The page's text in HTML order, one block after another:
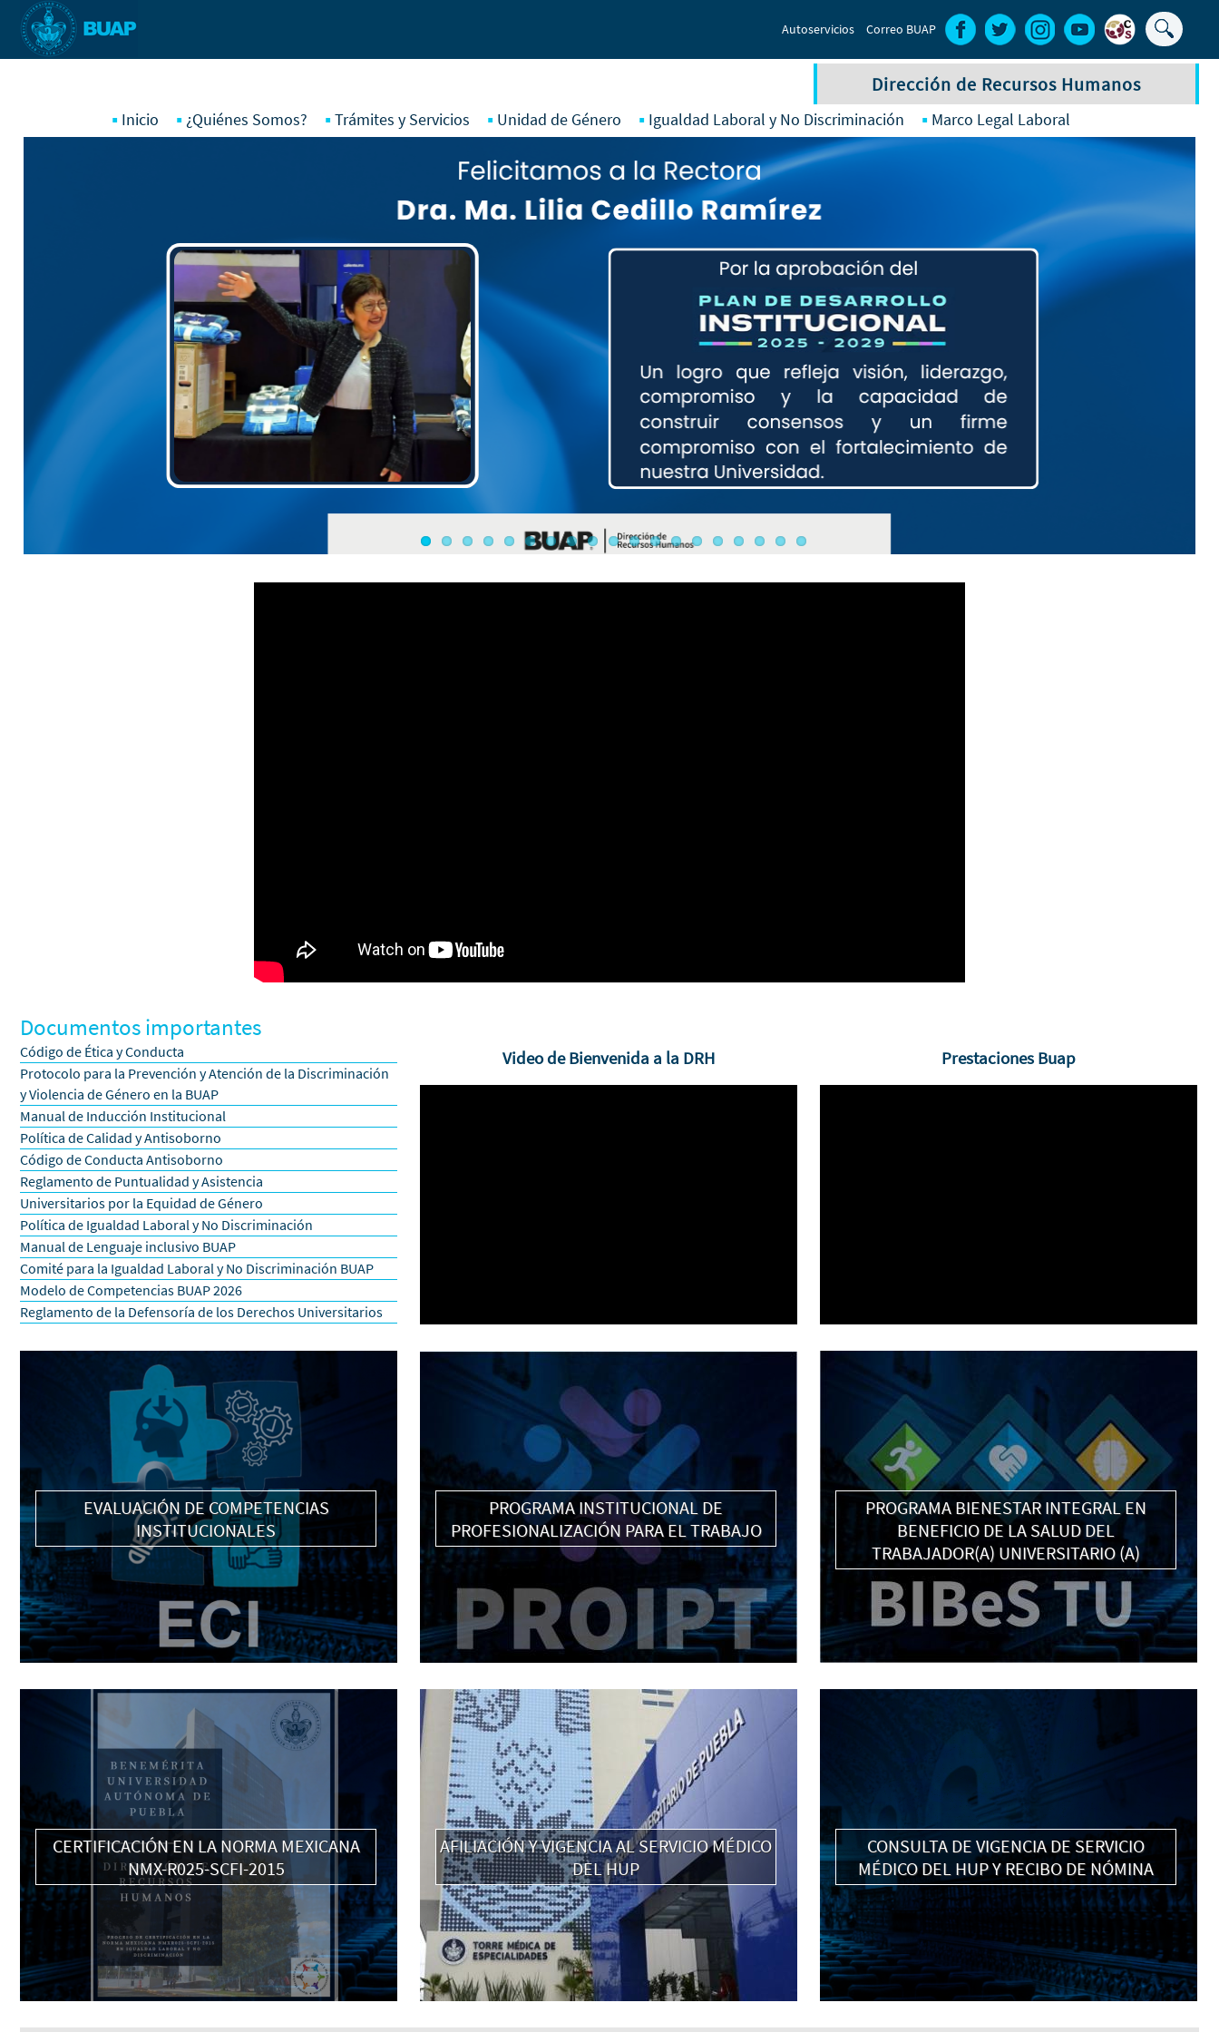
Pasar al contenido principal
Buscar
Autoservicios Correo BUAP
Dirección de Recursos Humanos
Inicio ¿Quiénes Somos? Trámites y Servicios Unidad de Género Igualdad Laboral y No Discriminación Marco Legal Laboral
Documentos importantes
Código de Ética y Conducta
Protocolo para la Prevención y Atención de la Discriminación
y Violencia de Género en la BUAP
Manual de Inducción Institucional
Política de Calidad y Antisoborno
Código de Conducta Antisoborno
Reglamento de Puntualidad y Asistencia
Universitarios por la Equidad de Género
Política de Igualdad Laboral y No Discriminación
Manual de Lenguaje inclusivo BUAP
Comité para la Igualdad Laboral y No Discriminación BUAP
Modelo de Competencias BUAP 2026
Reglamento de la Defensoría de los Derechos Universitarios
Video de Bienvenida a la DRH Prestaciones Buap
EVALUACIÓN DE COMPETENCIAS
INSTITUCIONALES
PROGRAMA INSTITUCIONAL DE
PROFESIONALIZACIÓN PARA EL TRABAJO
PROGRAMA BIENESTAR INTEGRAL EN
BENEFICIO DE LA SALUD DEL
TRABAJADOR(A) UNIVERSITARIO (A)
CERTIFICACIÓN EN LA NORMA MEXICANA
NMX-R025-SCFI-2015
AFILIACIÓN Y VIGENCIA AL SERVICIO MÉDICO
DEL HUP
CONSULTA DE VIGENCIA DE SERVICIO
MÉDICO DEL HUP Y RECIBO DE NÓMINA